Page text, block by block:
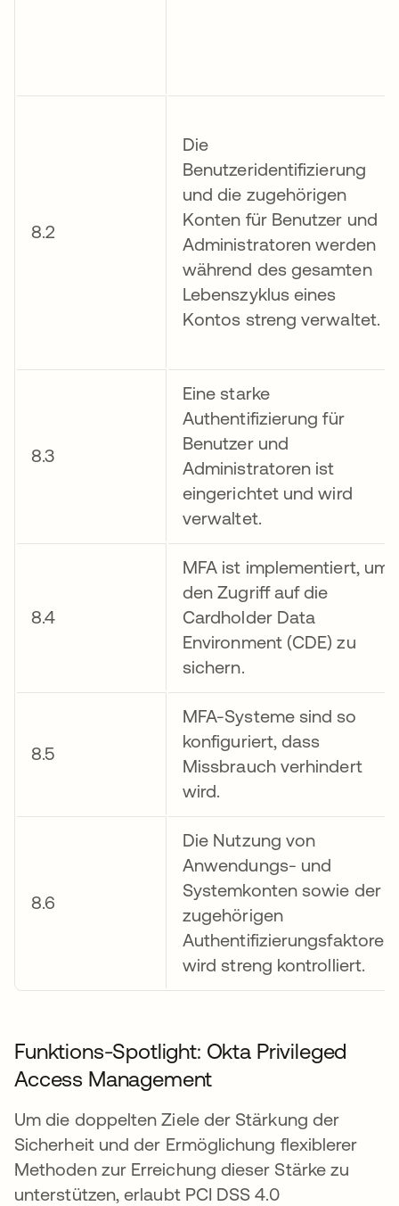
8.2
Die
Benutzeridentifizierung
und die zugehörigen
Konten für Benutzer und
Administratoren werden
während des gesamten
Lebenszyklus eines
Kontos streng verwaltet.
8.3
Eine starke
Authentifizierung für
Benutzer und
Administratoren ist
eingerichtet und wird
verwaltet.
8.4
MFA ist implementiert, um
den Zugriff auf die
Cardholder Data
Environment (CDE) zu
sichern.
8.5
MFA-Systeme sind so
konfiguriert, dass
Missbrauch verhindert
wird.
8.6
Die Nutzung von
Anwendungs- und
Systemkonten sowie der
zugehörigen
Authentifizierungsfaktoren
wird streng kontrolliert.
Funktions-Spotlight: Okta Privileged
Access Management
Um die doppelten Ziele der Stärkung der
Sicherheit und der Ermöglichung flexiblerer
Methoden zur Erreichung dieser Stärke zu
unterstützen, erlaubt PCI DSS 4.0